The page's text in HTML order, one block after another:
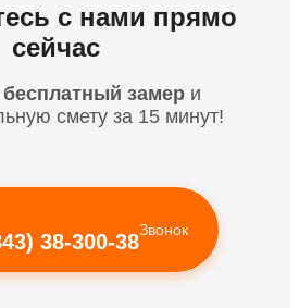
с нами прямо
сейчас
бесплатный замери
смету за 15 минут!
38-300-38Звонок